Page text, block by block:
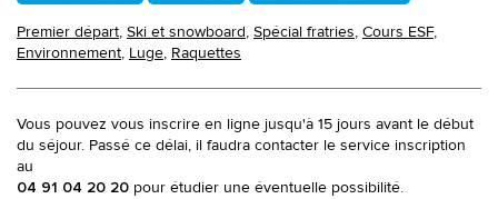
Premier départ, Ski et snowboard, Spécial fratries, Cours ESF,
Environnement, Luge, Raquettes
Vous pouvez vous inscrire en ligne jusqu'à 15 jours avant le début
du séjour. Passé ce délai, il faudra contacter le service inscription
au
04 91 04 20 20 pour étudier une éventuelle possibilité.